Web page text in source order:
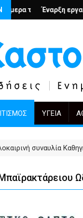
– Ο Άρμιν Βέγκνερ
για το Κέντρο
Από
ΥΓΕΊΑ
συναυλία